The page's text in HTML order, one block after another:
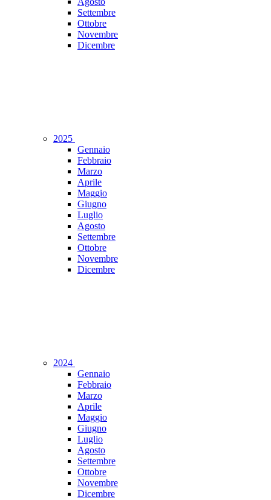
Settembre
Ottobre
Novembre
Dicembre
2025
Gennaio
Febbraio
Marzo
Aprile
Maggio
Giugno
Luglio
Agosto
Settembre
Ottobre
Novembre
Dicembre
2024
Gennaio
Febbraio
Marzo
Aprile
Maggio
Giugno
Luglio
Agosto
Settembre
Ottobre
Novembre
Dicembre